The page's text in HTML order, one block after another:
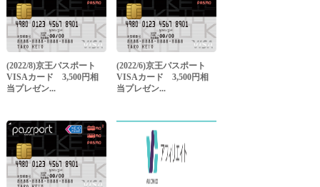
(2022/8)京王パスポート
VISAカード 3,500円相
当プレゼン...
(2022/6)京王パスポート
VISAカード 3,500円相
当プレゼン...